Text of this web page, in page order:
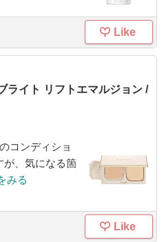
Like
ライト リフトエマルジョン /
コンディショ
が、気になる箇
みる
Like